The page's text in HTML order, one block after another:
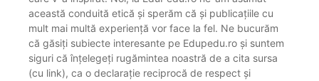
această conduită etică și sperăm că și publicațiile cu
mult mai multă experiență vor face la fel. Ne bucurăm
că găsiți subiecte interesante pe Edupedu.ro și suntem
siguri că înțelegeți rugămintea noastră de a cita sursa
(cu link), ca o declarație reciprocă de respect și